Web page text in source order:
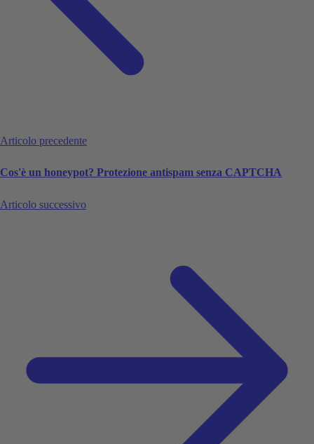
Articolo precedente
Cos'è un honeypot? Protezione antispam senza CAPTCHA
Articolo successivo